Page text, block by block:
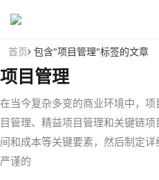
首页 包含"项目管理"标签的文章
项目管理
在当今复杂多变的商业环境中，
目管理、精益项目管理和关键链
间和成本等关键要素，然后制定
严谨的